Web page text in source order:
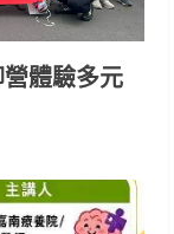
體驗多元